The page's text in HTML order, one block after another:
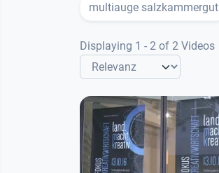
multiauge salzkammergut
Displaying 1 - 2 of 2 Videos